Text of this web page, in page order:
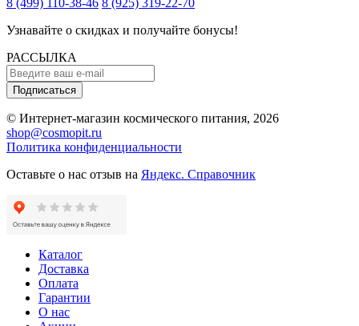
Узнавайте о скидках и получайте бонусы!
РАССЫЛКА
Подписаться
© Интернет-магазин космического питания, 2026
shop@cosmopit.ru
Политика конфиденциальности
Оставьте о нас отзыв на Яндекс. Справочник
Каталог
Доставка
Оплата
Гарантии
О нас